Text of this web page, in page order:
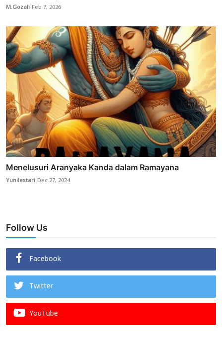
M.Gozali Feb 7, 2026
Menelusuri Aranyaka Kanda dalam Ramayana
Yunilestari Dec 27, 2024
Follow Us
Facebook
Twitter
YouTube